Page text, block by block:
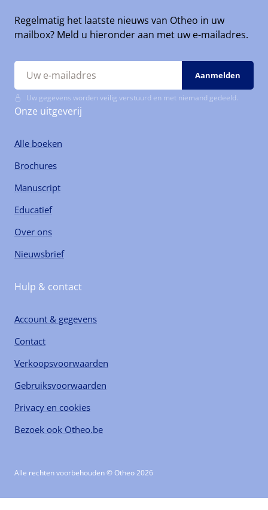
Regelmatig het laatste nieuws van Otheo in uw
mailbox? Meld u hieronder aan met uw e-mailadres.
Uw gegevens worden veilig verstuurd en met niemand gedeeld.
Onze uitgeverij
Alle boeken
Brochures
Manuscript
Educatief
Over ons
Nieuwsbrief
Hulp & contact
Account & gegevens
Contact
Verkoopsvoorwaarden
Gebruiksvoorwaarden
Privacy en cookies
Bezoek ook Otheo.be
Alle rechten voorbehouden © Otheo 2026